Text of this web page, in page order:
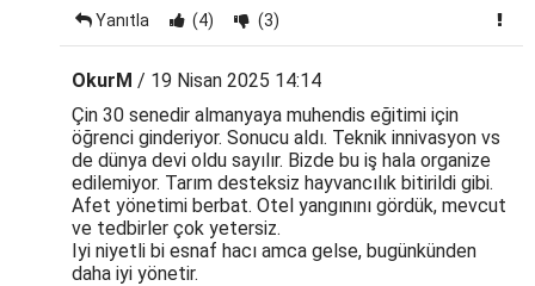
Yanıtla (4) (3)
OkurM / 19 Nisan 2025 14:14
Çin 30 senedir almanyaya muhendis eğitimi için
öğrenci ginderiyor. Sonucu aldı. Teknik innivasyon vs
de dünya devi oldu sayılır. Bizde bu iş hala organize
edilemiyor. Tarım desteksiz hayvancılık bitirildi gibi.
Afet yönetimi berbat. Otel yangınını gördük, mevcut
ve tedbirler çok yetersiz.
Iyi niyetli bi esnaf hacı amca gelse, bugünkünden
daha iyi yönetir.